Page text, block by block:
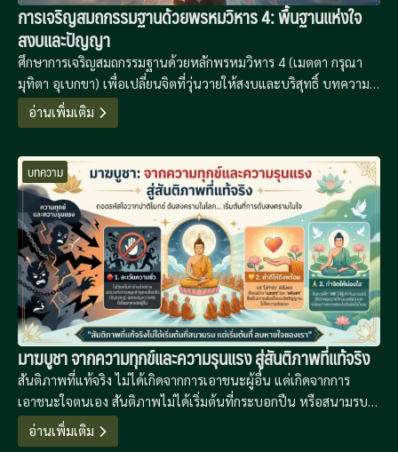
การเจริญสมถกรรมฐานด้วยพรหมวิหาร 4: พื้นฐานแห่งใจ
สงบและปัญญา
ศึกษาการเจริญสมถกรรมฐานด้วยหลักพรหมวิหาร 4 (เมตตา กรุณา
มุทิตา อุเบกขา) เพื่อเปลี่ยนจิตที่วุ่นวายให้สงบและบริสุทธิ์ บทความนี้
นำเสนอแนวทางการฝึกจิตที่เป็นระบบเพื่อเป็นรากฐานสู่การเจริญ
วิปัสสนาปัญญาในยุคดิจิทัลที่เต็มไปด้วยความเครียด
อ่านเพิ่มเติม
บทความ
มาฆบูชา จากความทุกข์และความรุนแรง สู่สันติภาพที่แท้จริง
สันติภาพที่แท้จริง ไม่ได้เกิดจากการเอาชนะผู้อื่น แต่เกิดจากการ
เอาชนะใจตนเอง สันติภาพไม่ได้เริ่มต้นที่กระบอกปืน หรือสนามรบ
อันกว้างใหญ่ แต่ “สันติภาพที่แท้จริง เริ่มต้นที่ลมหายใจของเรา”
อ่านเพิ่มเติม